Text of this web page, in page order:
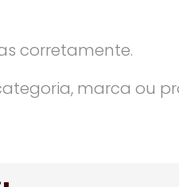
corretamente.
marca ou